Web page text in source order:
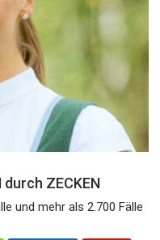
durch ZECKEN
und mehr als 2.700 Fälle